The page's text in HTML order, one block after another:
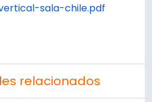
sala-chile.pdf
relacionados